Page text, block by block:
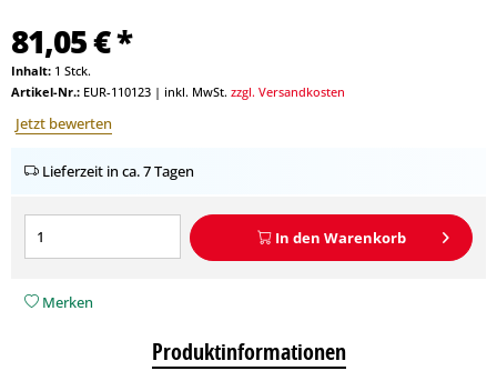
81,05 € *
Inhalt: 1 Stck.
Artikel-Nr.: EUR-110123 | inkl. MwSt. zzgl. Versandkosten
Jetzt bewerten
Lieferzeit in ca. 7 Tagen
In den Warenkorb
Merken
Produktinformationen